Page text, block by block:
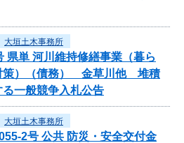
大垣土木事務所
県単 河川維持修繕事業（暮ら
策）（債務） 金草川他 堆積
一般競争入札公告
大垣土木事務所
2号 公共 防災・安全交付金